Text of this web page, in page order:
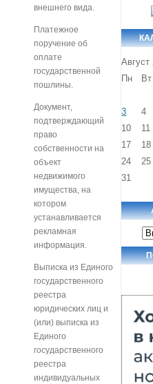
внешнего вида.
Платежное
поручение об
оплате
государственной
пошлины.
Документ,
подтверждающий
право
собственности на
объект
недвижимого
имущества, на
котором
устанавливается
рекламная
информация.
Выписка из Единого
государственного
реестра
юридических лиц и
(или) выписка из
Единого
государственного
реестра
индивидуальных
Август
Пн
Вт
3
4
10
11
17
18
24
25
31